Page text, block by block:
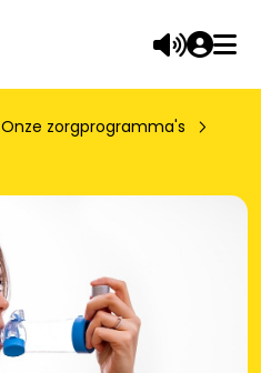
Onze zorgprogramma's